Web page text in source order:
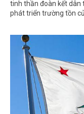
tinh thần đoàn kết dân
phát triển trường tồn